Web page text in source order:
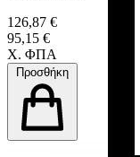
126,87 €
95,15 €
Χ. ΦΠΑ
Προσθήκη